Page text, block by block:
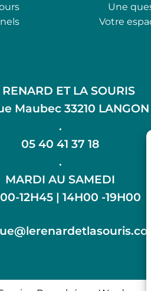
Une
Votre
RENARD ET LA SOURIS
Maubec 33210 LANGON
.
05 40 41 37 18
.
MARDI AU SAMEDI
12H45 | 14H00 -19H00